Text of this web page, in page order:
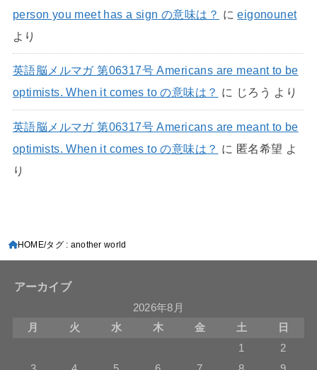
person you meet has a sign の意味は？ にeigonounet
より
英語脳メルマガ 第06317号 Americans are meant to be
optimists. When it comes to の意味は？ に じろう より
英語脳メルマガ 第06317号 Americans are meant to be
optimists. When it comes to の意味は？ に 匿名希望 よ
り
HOME タグ : another world
アーカイブ
2026年8月
月
火 水 木 金 土
日
1
2